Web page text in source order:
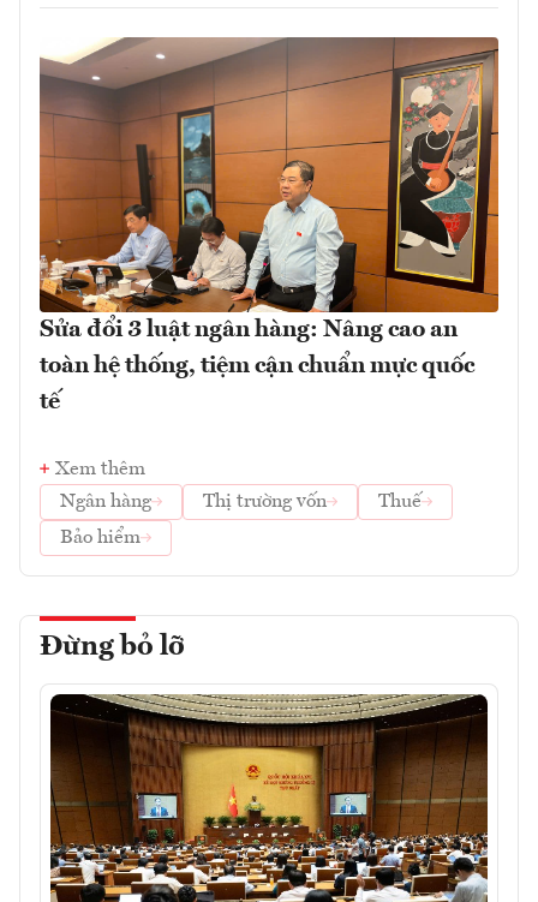
Sửa đổi 3 luật ngân hàng: Nâng cao an
toàn hệ thống, tiệm cận chuẩn mực quốc
tế
Xem thêm
Ngân hàng
Thị trường vốn
Thuế
Bảo hiểm
Đừng bỏ lỡ